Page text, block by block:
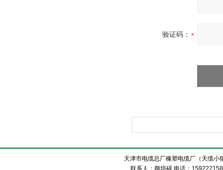
验证码：
天津市电缆总厂橡塑电缆厂（天缆
联系人：颜培硕 电话：